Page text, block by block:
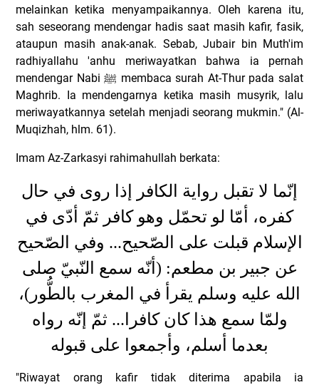
melainkan ketika menyampaikannya. Oleh karena itu,
sah seseorang mendengar hadis saat masih kafir, fasik,
ataupun masih anak-anak. Sebab, Jubair bin Muth'im
radhiyallahu 'anhu meriwayatkan bahwa ia pernah
mendengar Nabiﷺ membaca surah At-Thur pada salat
Maghrib. Ia mendengarnya ketika masih musyrik, lalu
meriwayatkannya setelah menjadi seorang mukmin." (Al-
Muqizhah, hlm. 61).
Imam Az-Zarkasyi rahimahullah berkata:
إنّما لا تقبل رواية الكافر إذا روى في حال
كفره، أمّا لو تحمّل وهو كافر ثمّ أدّى في
الإسلام قبلت على الصّحيح... وفي الصّحيح
عن جبير بن مطعم: (أنّه سمع النّبيّ صلى
الله عليه وسلم يقرأ في المغرب بالطُّور)،
ولمّا سمع هذا كان كافرا... ثمّ إنّه رواه
بعدما أسلم، وأجمعوا على قبوله
"Riwayat orang kafir tidak diterima apabila ia